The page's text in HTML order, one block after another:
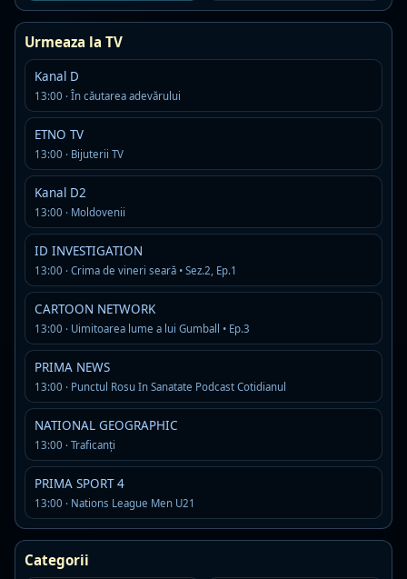
Urmeaza la TV
Kanal D
13:00 · În căutarea adevărului
ETNO TV
13:00 · Bijuterii TV
Kanal D2
13:00 · Moldovenii
ID INVESTIGATION
13:00 · Crima de vineri seară • Sez.2, Ep.1
CARTOON NETWORK
13:00 · Uimitoarea lume a lui Gumball • Ep.3
PRIMA NEWS
13:00 · Punctul Rosu In Sanatate Podcast Cotidianul
NATIONAL GEOGRAPHIC
13:00 · Traficanți
PRIMA SPORT 4
13:00 · Nations League Men U21
Categorii
Asculta Detalii
A
Atmospheric dnb s0urce
drum and bass
jungle
Asculta
Radio Impuls Romania
MP3 · 192 kbps · Bucuresti
top40
Detalii
Rádió KoKo
MP3 · 128 kbps · Mureș
adult contemporary
Asculta
Detalii
Radio Vacanța - Gold
MP3 · 320 kbps · Constanta
80s 90s
gold
Asculta
Detalii
Free FM Bucarest